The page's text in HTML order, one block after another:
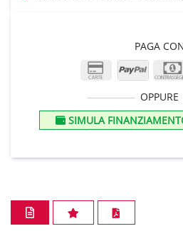
PAGA
OPPURE
SIMULA